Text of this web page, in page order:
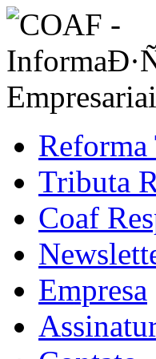
Tributa
Coaf
Empresa